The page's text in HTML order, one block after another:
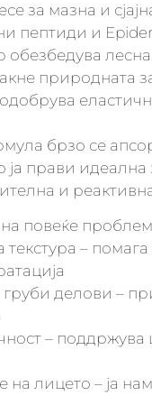
за мазна и
пептиди и
обезбедува
природната
брзо се
ја прави идеална
и
повеќе
–
груби делови –
– поддржува
на лицето – ја